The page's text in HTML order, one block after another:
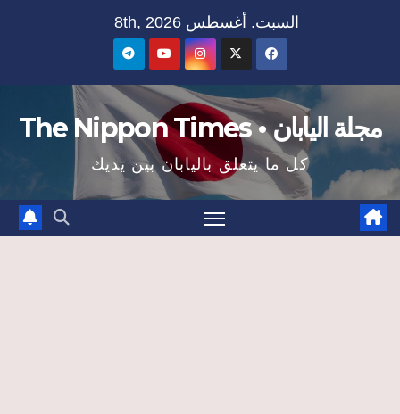
السبت. أغسطس 8th, 2026
مجلة اليابان • The Nippon Times
كل ما يتعلق باليابان بين يديك